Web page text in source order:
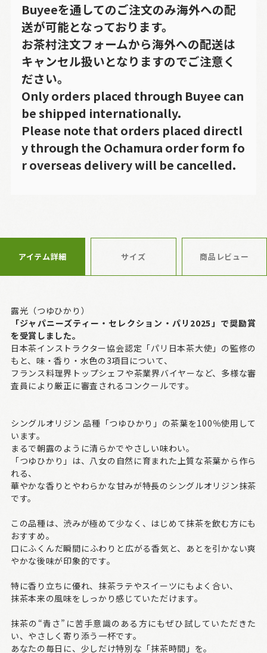
Buyeeを通してのご注文のみ海外への配
送が可能となっております。
お茶村注文フォームから海外への配送は
キャンセル扱いとなりますのでご注意く
ださい。
Only orders placed through Buyee can
be shipped internationally.
Please note that orders placed directl
y through the Ochamura order form fo
r overseas delivery will be cancelled.
アイテム詳細 サイズ 商品レビュー
露光（つゆひかり）
「ジャパニーズティー・セレクション・パリ2025」で奨励賞
を受賞しました。
日本茶インストラクター協会認定「パリ日本茶大使」の監修の
もと、味・香り・水色の3項目について、
フランス料理界トップシェフや茶業界バイヤーなど、多様な審
査員により厳正に審査されるコンクールです。
シングルオリジン 品種「つゆひかり」の茶葉を100％使用して
います。
まるで朝露のように清らかでやさしい味わい。
「つゆひかり」は、八女の自然に育まれた上質な茶葉から作ら
れる、
華やかな香りとやわらかな甘みが特長のシングルオリジン抹茶
です。
この品種は、渋みが極めて少なく、はじめて抹茶を飲む方にも
おすすめ。
口にふくんだ瞬間にふわりと広がる香気と、あとを引かない爽
やかな後味が印象的です。
特に香り立ちに優れ、抹茶ラテやスイーツにもよく合い、
抹茶本来の風味をしっかり感じていただけます。
抹茶の“青さ”に苦手意識のある方にもぜひ試していただきた
い、やさしく寄り添う一杯です。
あなたの毎日に、少しだけ特別な「抹茶時間」を。